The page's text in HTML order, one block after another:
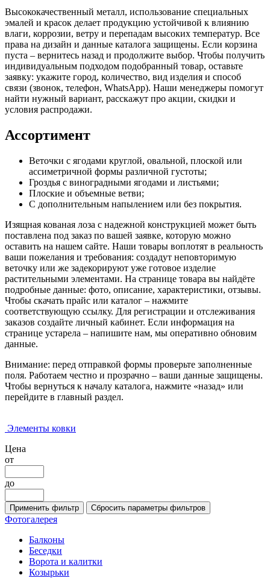
Высококачественный металл, использование специальных
эмалей и красок делает продукцию устойчивой к влиянию
влаги, коррозии, ветру и перепадам высоких температур. Все
права на дизайн и данные каталога защищены. Если корзина
пуста – вернитесь назад и продолжите выбор. Чтобы получить
индивидуальным подходом подобранный товар, оставьте
заявку: укажите город, количество, вид изделия и способ
связи (звонок, телефон, WhatsApp). Наши менеджеры помогут
найти нужный вариант, расскажут про акции, скидки и
условия распродажи.
Ассортимент
Веточки с ягодами круглой, овальной, плоской или
ассиметричной формы различной густоты;
Гроздья с виноградными ягодами и листьями;
Плоские и объемные ветви;
С дополнительным напылением или без покрытия.
Изящная кованая лоза с надежной конструкцией может быть
поставлена под заказ по вашей заявке, которую можно
оставить на нашем сайте. Наши товары воплотят в реальность
ваши пожелания и требования: создадут неповторимую
веточку или же задекорируют уже готовое изделие
растительными элементами. На странице товара вы найдёте
подробные данные: фото, описание, характеристики, отзывы.
Чтобы скачать прайс или каталог – нажмите
соответствующую ссылку. Для регистрации и отслеживания
заказов создайте личный кабинет. Если информация на
странице устарела – напишите нам, мы оперативно обновим
данные.
Внимание: перед отправкой формы проверьте заполненные
поля. Работаем честно и прозрачно – ваши данные защищены.
Чтобы вернуться к началу каталога, нажмите «назад» или
перейдите в главный раздел.
Элементы ковки
Цена
от
до
Фотогалерея
Балконы
Беседки
Ворота и калитки
Козырьки